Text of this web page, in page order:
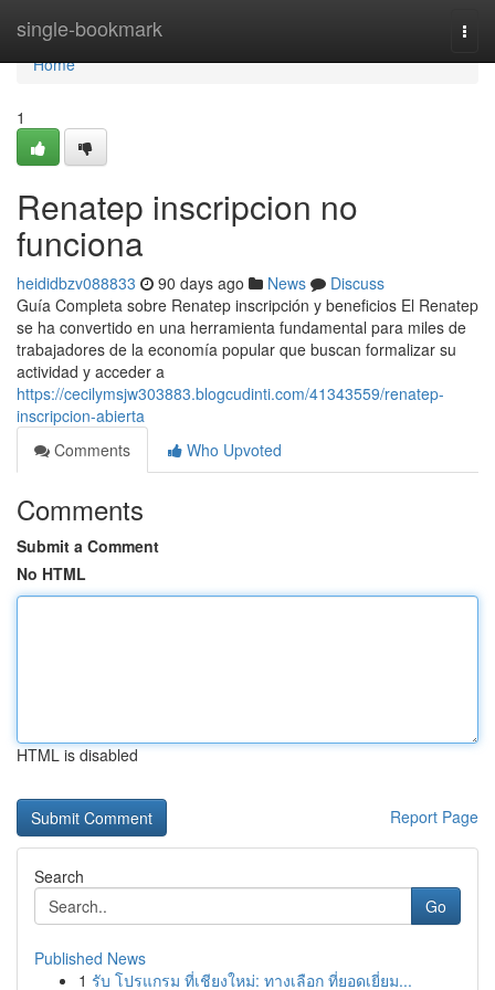
single-bookmark
Home
Home
1
Renatep inscripcion no
funciona
heididbzv088833 90 days ago News
Discuss
Guía Completa sobre Renatep inscripción y beneficios El Renatep
se ha convertido en una herramienta fundamental para miles de
trabajadores de la economía popular que buscan formalizar su
actividad y acceder a
https://cecilymsjw303883.blogcudinti.com/41343559/renatep-
inscripcion-abierta
Comments
Who Upvoted
Comments
Submit a Comment
No HTML
HTML is disabled
Report Page
Search
Go
Published News
1 รับ โปรแกรม ที่เชียงใหม่: ทางเลือก ที่ยอดเยี่ยม...